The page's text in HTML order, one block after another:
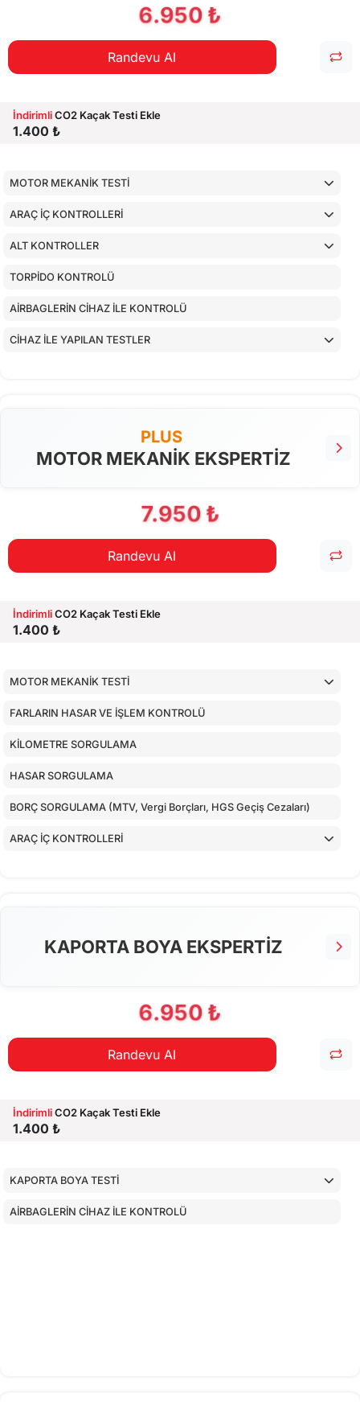
6.950 ₺
Randevu Al
İndirimliCO2 Kaçak Testi Ekle
1.400 ₺
MOTOR MEKANİK TESTİ
ARAÇ İÇ KONTROLLERİ
ALT KONTROLLER
TORPİDO KONTROLÜ
AİRBAGLERİN CİHAZ İLE KONTROLÜ
CİHAZ İLE YAPILAN TESTLER
PLUS
MOTOR MEKANİK EKSPERTİZ
7.950 ₺
Randevu Al
İndirimliCO2 Kaçak Testi Ekle
1.400 ₺
MOTOR MEKANİK TESTİ
FARLARIN HASAR VE İŞLEM KONTROLÜ
KİLOMETRE SORGULAMA
HASAR SORGULAMA
BORÇ SORGULAMA (MTV, Vergi Borçları, HGS Geçiş Cezaları)
ARAÇ İÇ KONTROLLERİ
KAPORTA BOYA EKSPERTİZ
6.950 ₺
Randevu Al
İndirimliCO2 Kaçak Testi Ekle
1.400 ₺
KAPORTA BOYA TESTİ
AİRBAGLERİN CİHAZ İLE KONTROLÜ